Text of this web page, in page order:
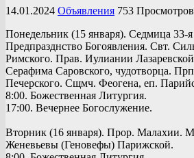
14.01.2024 Объявления 753 Просмотров
Понедельник (15 января). Седмица 33-
Предпразднство Богоявления. Свт.
Римского. Прав. Иулиании
Серафима Саровского, чудотворца.
Печерского. Сщмч. Феогена, еп.
8:00. Божественная Литургия.
17:00. Вечернее Богослужение.
Вторник (16 января). Прор. Малахии.
Женевьевы (Геновефы) Парижской.